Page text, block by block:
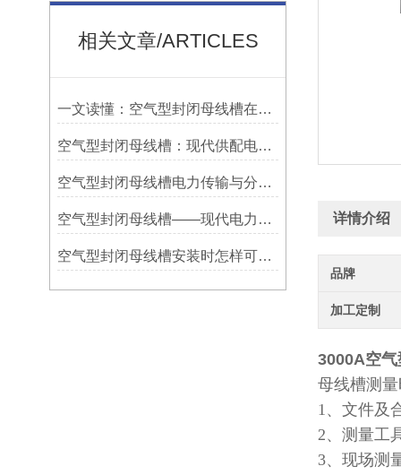
相关文章/ARTICLES
一文读懂：空气型封闭母线槽在厂房配电中的应用优势
空气型封闭母线槽：现代供配电系统的动脉
空气型封闭母线槽电力传输与分配的新篇章
空气型封闭母线槽——现代电力系统的选择
空气型封闭母线槽安装时怎样可预留各种插口
详情介绍
品牌
加工定制
3000A空
母线槽测
1、文件及
2、测量工
3、现场测